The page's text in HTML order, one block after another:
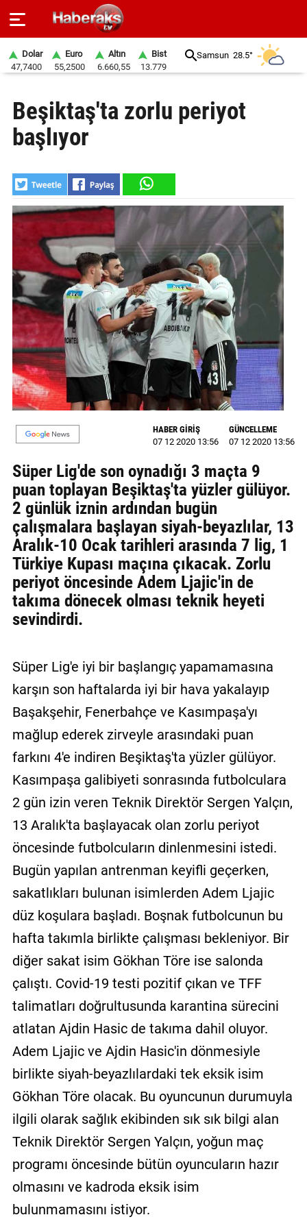
SPOR
YAŞAM
EKONOMİ
BELEDİYELER
SAĞLIK
SİYASET
EĞİTİM
GALERİ
VİDEO
YAZARLAR
BİZE
ULAŞIN
İletişim
Gizlilik
Sözleşmesi
Kullanıcı
Sözleşmesi
Dolar
47,7400
Euro
55,2500
Altın
6.660,55
Bist
13.779
Samsun 28.5°
Beşiktaş'ta zorlu periyot
başlıyor
HABER GİRİŞ
07 12 2020 13:56
GÜNCELLEME
07 12 2020 13:56
Süper Lig'de son oynadığı 3 maçta 9
puan toplayan Beşiktaş'ta yüzler gülüyor.
2 günlük iznin ardından bugün
çalışmalara başlayan siyah-beyazlılar, 13
Aralık-10 Ocak tarihleri arasında 7 lig, 1
Türkiye Kupası maçına çıkacak. Zorlu
periyot öncesinde Adem Ljajic'in de
takıma dönecek olması teknik heyeti
sevindirdi.
Süper Lig'e iyi bir başlangıç yapamamasına
karşın son haftalarda iyi bir hava yakalayıp
Başakşehir, Fenerbahçe ve Kasımpaşa'yı
mağlup ederek zirveyle arasındaki puan
farkını 4'e indiren Beşiktaş'ta yüzler gülüyor.
Kasımpaşa galibiyeti sonrasında futbolculara
2 gün izin veren Teknik Direktör Sergen Yalçın,
13 Aralık'ta başlayacak olan zorlu periyot
öncesinde futbolcuların dinlenmesini istedi.
Bugün yapılan antrenman keyifli geçerken,
sakatlıkları bulunan isimlerden Adem Ljajic
düz koşulara başladı. Boşnak futbolcunun bu
hafta takımla birlikte çalışması bekleniyor. Bir
diğer sakat isim Gökhan Töre ise salonda
çalıştı. Covid-19 testi pozitif çıkan ve TFF
talimatları doğrultusunda karantina sürecini
atlatan Ajdin Hasic de takıma dahil oluyor.
Adem Ljajic ve Ajdin Hasic'in dönmesiyle
birlikte siyah-beyazlılardaki tek eksik isim
Gökhan Töre olacak. Bu oyuncunun durumuyla
ilgili olarak sağlık ekibinden sık sık bilgi alan
Teknik Direktör Sergen Yalçın, yoğun maç
programı öncesinde bütün oyuncuların hazır
olmasını ve kadroda eksik isim
bulunmamasını istiyor.